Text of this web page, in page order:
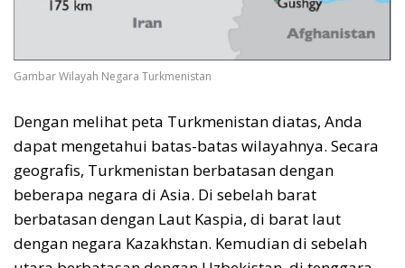
Gambar Wilayah Negara Turkmenistan
Dengan melihat peta Turkmenistan diatas, Anda
dapat mengetahui batas-batas wilayahnya. Secara
geografis, Turkmenistan berbatasan dengan
beberapa negara di Asia. Di sebelah barat
berbatasan dengan Laut Kaspia, di barat laut
dengan negara Kazakhstan. Kemudian di sebelah